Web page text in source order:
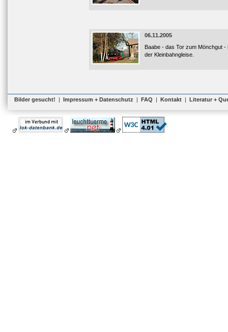
06.11.2005
Baabe - das Tor zum Mönchgut
der Kleinbahngleise.
Bilder gesucht! | Impressum + Datenschutz | FAQ | Kontakt | Literatur +